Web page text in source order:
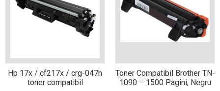
De ce vezi alte culori pe
hârtie decât pe monitor?
profesionistă
Metode neobișnuite de
împachetare a cadourilor
Hp 17x / cf217x / crg-047h
toner compatibil
Toner Compatibil Brother TN-
1090 – 1500 Pagini, Negru